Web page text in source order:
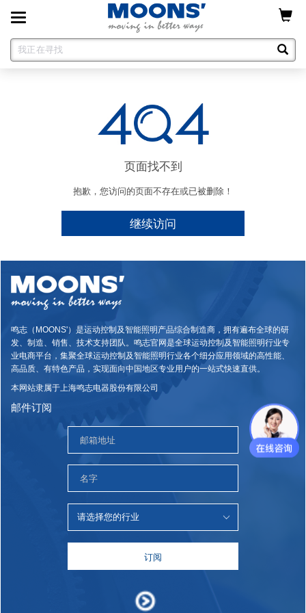
Toggle
navigation
页面找不到
抱歉，您访问的页面不存在或已被删除！
继续访问
鸣志（MOONS'）是运动控制及智能照明产品综合制造商，拥有遍布全球的研
发、制造、销售、技术支持团队。鸣志官网是全球运动控制及智能照明行业专
业电商平台，集聚全球运动控制及智能照明行业各个细分应用领域的高性能、
高品质、有特色产品，实现面向中国地区专业用户的一站式快速直供。
本网站隶属于上海鸣志电器股份有限公司
邮件订阅
订阅